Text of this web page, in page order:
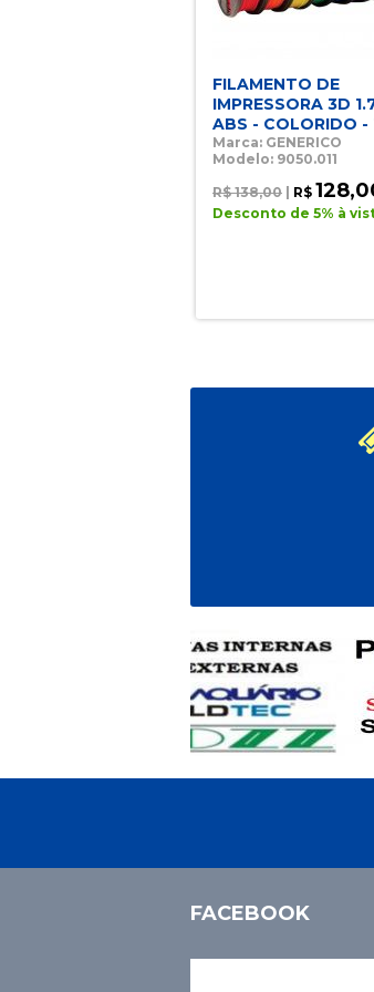
FILAMENTO DE
IMPRESSORA 3D
ABS - COLORIDO -
Marca: GENERICO
Modelo: 9050.011
R$ 138,00
R$
Desconto de 5% à
FACEBOOK